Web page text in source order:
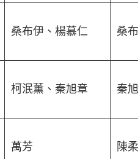
桑布伊、楊慕仁 桑
柯泯薰、秦旭章 秦
萬芳 陳